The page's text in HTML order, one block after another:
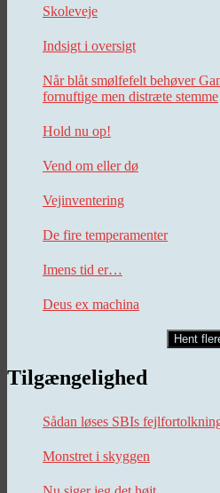
Skoleveje
Indsigt i oversigt
Når blåt smølfefelt behøver
fornuftige men distræte stemme
Hold nu op!
Vend om eller dø
Vejinventering
De fire temperamenter
Imens tid er…
Deus ex machina
Hent
Tilgængelighed
Sådan løses SBIs
Monstret i skyggen